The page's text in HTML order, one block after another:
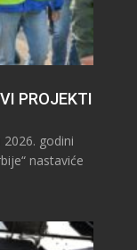
PROJEKTI
godini
nastaviće